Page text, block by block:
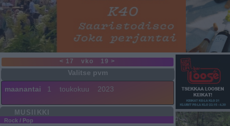
< 17 vko 19 >
maanantai 1 toukokuu 2023
MUSIIKKI
Rock / Pop